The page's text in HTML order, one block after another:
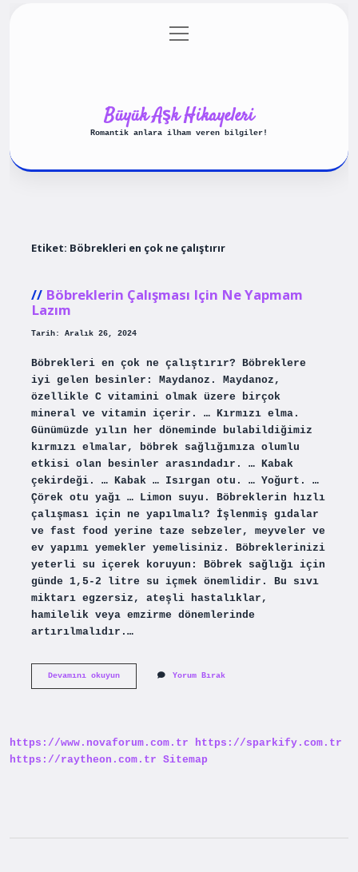
Gizlilik Politikası
menüyü
aç
Büyük Aşk Hikayeleri
Romantik anlara ilham veren bilgiler!
Etiket: Böbrekleri en çok ne çalıştırır
Böbreklerin Çalışması Için Ne Yapmam
Lazım
Tarih: Aralık 26, 2024
Böbrekleri en çok ne çalıştırır? Böbreklere
iyi gelen besinler: Maydanoz. Maydanoz,
özellikle C vitamini olmak üzere birçok
mineral ve vitamin içerir. … Kırmızı elma.
Günümüzde yılın her döneminde bulabildiğimiz
kırmızı elmalar, böbrek sağlığımıza olumlu
etkisi olan besinler arasındadır. … Kabak
çekirdeği. … Kabak … Isırgan otu. … Yoğurt. …
Çörek otu yağı … Limon suyu. Böbreklerin hızlı
çalışması için ne yapılmalı? İşlenmiş gıdalar
ve fast food yerine taze sebzeler, meyveler ve
ev yapımı yemekler yemelisiniz. Böbreklerinizi
yeterli su içerek koruyun: Böbrek sağlığı için
günde 1,5-2 litre su içmek önemlidir. Bu sıvı
miktarı egzersiz, ateşli hastalıklar,
hamilelik veya emzirme dönemlerinde
artırılmalıdır.…
Devamını okuyunBöbreklerin
Yorum Bırak
https://www.novaforum.com.tr
https://sparkify.com.tr
https://raytheon.com.tr Sitemap